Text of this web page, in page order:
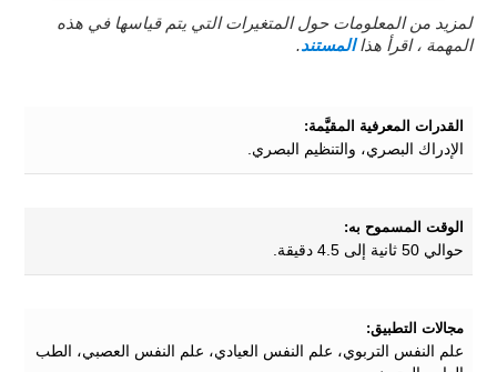
لمزيد من المعلومات حول المتغيرات التي يتم قياسها في هذه
المهمة ، اقرأ هذاالمستند.
القدرات المعرفية المقيَّمة:
الإدراك البصري، والتنظيم البصري.
الوقت المسموح به:
حوالي 50 ثانية إلى 4.5 دقيقة.
مجالات التطبيق:
علم النفس التربوي، علم النفس العيادي، علم النفس العصبي، الطب